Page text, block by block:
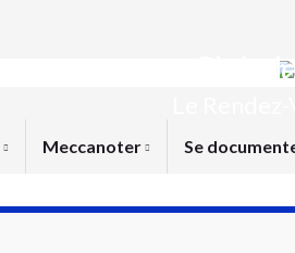
Club
Meccanoter Se